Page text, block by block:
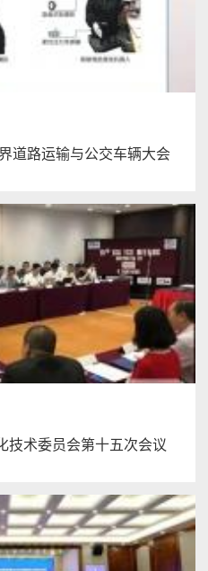
道路运输与公交车辆大会
技术委员会第十五次会议